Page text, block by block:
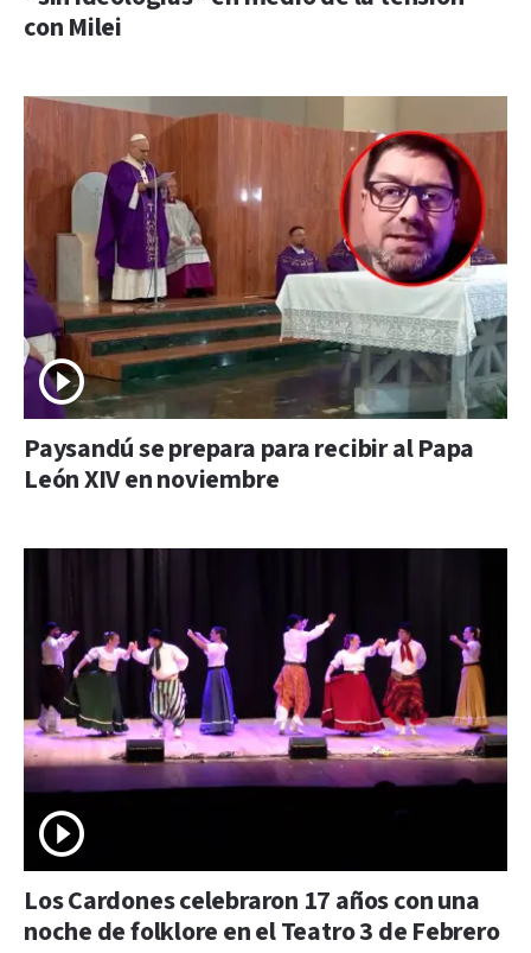
con Milei
Paysandú se prepara para recibir al Papa
León XIV en noviembre
Los Cardones celebraron 17 años con una
noche de folklore en el Teatro 3 de Febrero